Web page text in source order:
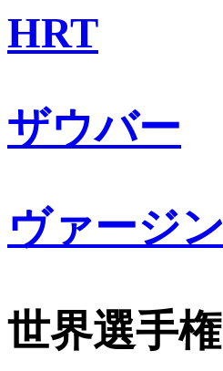
HRT
ザウバー
ヴァージン
世界選手権